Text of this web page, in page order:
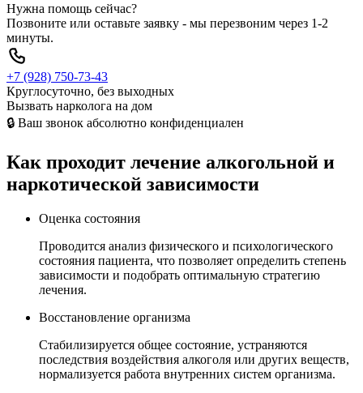
Нужна помощь сейчас?
Позвоните или оставьте заявку - мы перезвоним через 1-2
минуты.
+7 (928) 750-73-43
Круглосуточно, без выходных
Вызвать нарколога на дом
🔒 Ваш звонок абсолютно конфиденциален
Как проходит лечение алкогольной и
наркотической зависимости
Оценка состояния
Проводится анализ физического и психологического
состояния пациента, что позволяет определить степень
зависимости и подобрать оптимальную стратегию
лечения.
Восстановление организма
Стабилизируется общее состояние, устраняются
последствия воздействия алкоголя или других веществ,
нормализуется работа внутренних систем организма.